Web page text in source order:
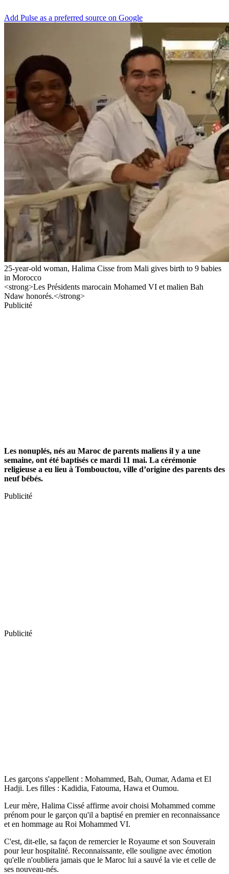
Add Pulse as a preferred source on Google
25-year-old woman, Halima Cisse from Mali gives birth to 9 babies
in Morocco
<strong>Les Présidents marocain Mohamed VI et malien Bah
Ndaw honorés.</strong>
Publicité
Les nonuplés, nés au Maroc de parents maliens il y a une
semaine, ont été baptisés ce mardi 11 mai. La cérémonie
religieuse a eu lieu à Tombouctou, ville d’origine des parents des
neuf bébés.
Publicité
Publicité
Les garçons s'appellent : Mohammed, Bah, Oumar, Adama et El
Hadji. Les filles : Kadidia, Fatouma, Hawa et Oumou.
Leur mère, Halima Cissé affirme avoir choisi Mohammed comme
prénom pour le garçon qu'il a baptisé en premier en reconnaissance
et en hommage au Roi Mohammed VI.
C'est, dit-elle, sa façon de remercier le Royaume et son Souverain
pour leur hospitalité. Reconnaissante, elle souligne avec émotion
qu'elle n'oubliera jamais que le Maroc lui a sauvé la vie et celle de
ses nouveau-nés.